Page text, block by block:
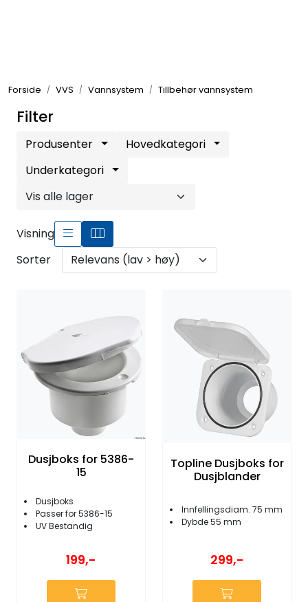
Forside VVS Vannsystem Tillbehør vannsystem
Filter
Produsenter
Hovedkategori
Underkategori
Visning
Sorter
Dusjboks for 5386-
15
Dusjboks
Passer for 5386-15
UV Bestandig
199,-
Topline Dusjboks for
Dusjblander
Innfellingsdiam. 75 mm
Dybde 55 mm
299,-
Bygg/Innredning
VVS
Motor/Styring
Fritid/Sikkerhet
Båtpleie/Opplag
Kampanje